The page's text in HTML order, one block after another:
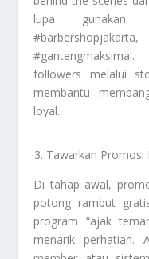
lupa gunakan
followers melalui
membantu
loyal.
Tawarkan Promosi
Di tahap awal,
potong rambut
program “ajak
menarik perhatian.